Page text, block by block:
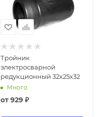
Тройник
электросварной
редукционный 32х25х32
Много
от929 ₽